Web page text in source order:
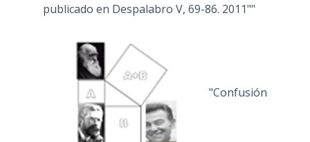
publicado en Despalabro V, 69-86. 2011""
"Confusión